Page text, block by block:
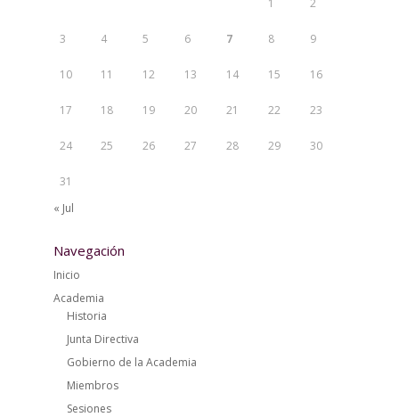
3 4 5 6 7 8 9
10 11 12 13 14 15 16
17 18 19 20 21 22 23
24 25 26 27 28 29 30
31
« Jul
Navegación
Inicio
Academia
Historia
Junta Directiva
Gobierno de la Academia
Miembros
Sesiones